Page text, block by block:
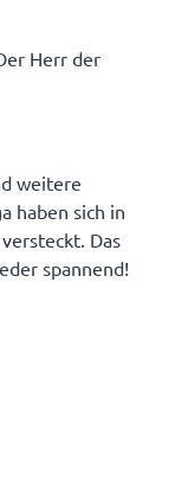
Herr der
weitere
haben sich in
Das
spannend!